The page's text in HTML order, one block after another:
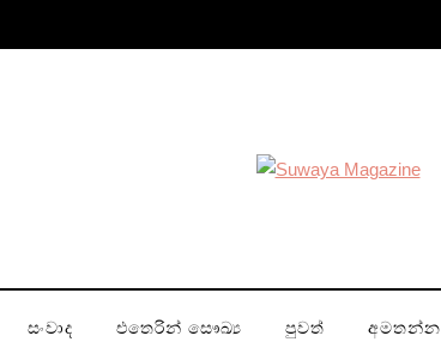
සංවාද එතෙරින් සෞඛ්‍ය පුවත් අමතන්න